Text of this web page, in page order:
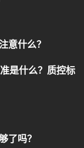
意什么？
是什么？质控标
了吗？